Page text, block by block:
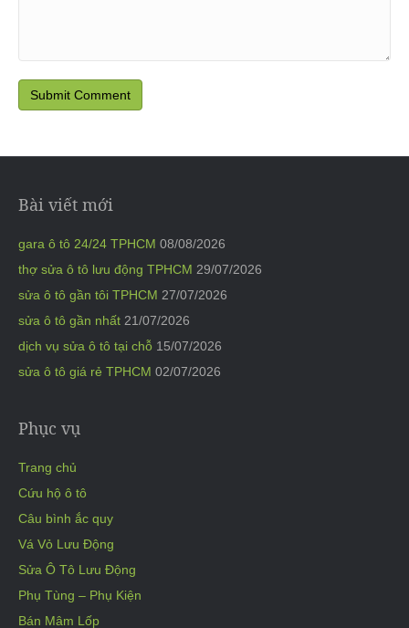
Bài viết mới
gara ô tô 24/24 TPHCM 08/08/2026
thợ sửa ô tô lưu động TPHCM 29/07/2026
sửa ô tô gần tôi TPHCM 27/07/2026
sửa ô tô gần nhất 21/07/2026
dịch vụ sửa ô tô tại chỗ 15/07/2026
sửa ô tô giá rẻ TPHCM 02/07/2026
Phục vụ
Trang chủ
Cứu hộ ô tô
Câu bình ắc quy
Vá Vỏ Lưu Động
Sửa Ô Tô Lưu Động
Phụ Tùng – Phụ Kiện
Bán Mâm Lốp